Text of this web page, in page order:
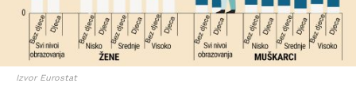
Izvor Eurostat